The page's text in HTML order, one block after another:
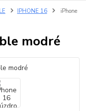
IPHONE 16
iPhone
modré